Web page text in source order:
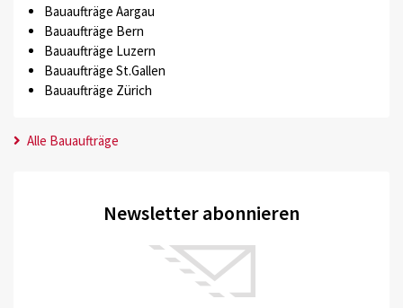
Bauaufträge Aargau
Bauaufträge Bern
Bauaufträge Luzern
Bauaufträge St.Gallen
Bauaufträge Zürich
Alle Bauaufträge
Newsletter abonnieren